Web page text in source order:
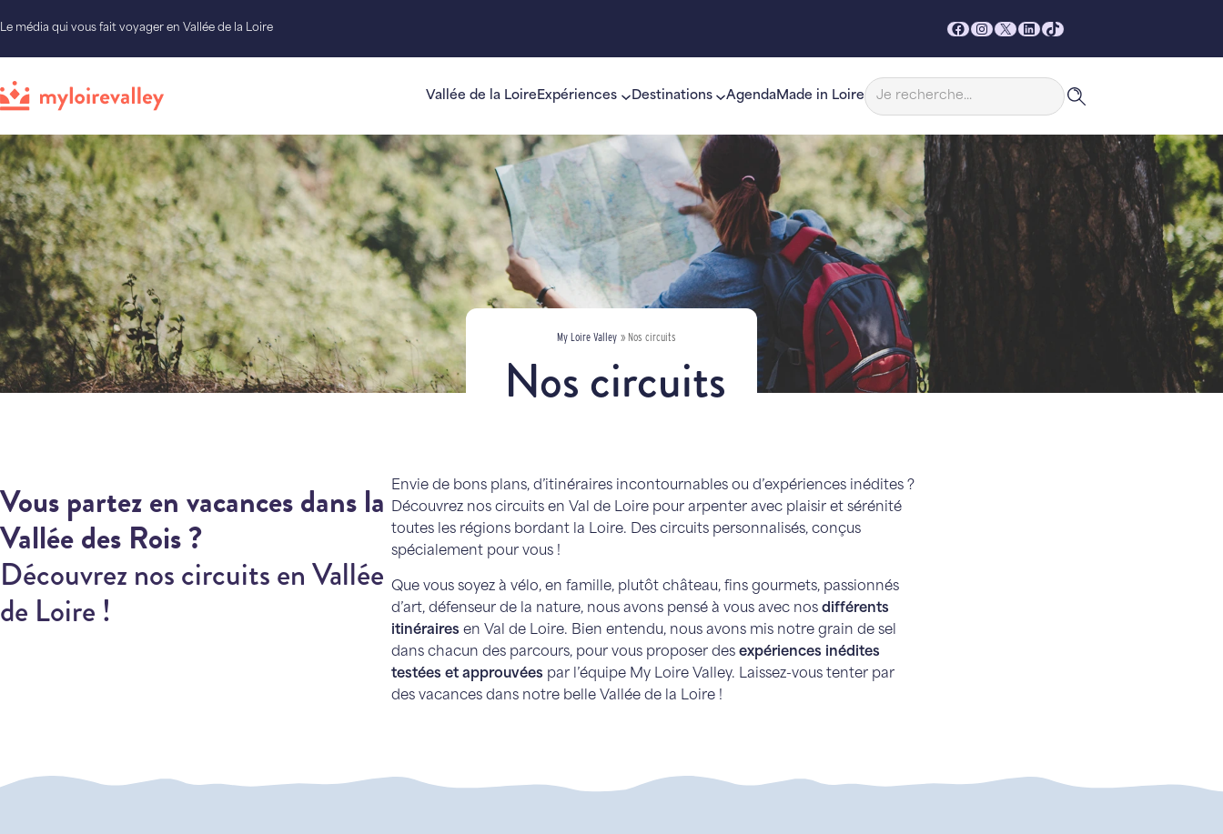
Le média qui vous fait voyager en Vallée de la Loire Facebook
Instagram
X LinkedIn
TikTok
Vallée de la Loire Expériences Destinations AgendaMade in Loire
Rechercher
My Loire Valley » Nos circuits
Nos circuits
Vous partez en vacances dans la
Vallée des Rois ?
Découvrez nos circuits en Vallée
de Loire !
Envie de bons plans, d’itinéraires incontournables ou d’expériences inédites ?
Découvrez nos circuits en Val de Loire pour arpenter avec plaisir et sérénité
toutes les régions bordant la Loire. Des circuits personnalisés, conçus
spécialement pour vous !
Que vous soyez à vélo, en famille, plutôt château, fins gourmets, passionnés
d’art, défenseur de la nature, nous avons pensé à vous avec nos différents
itinéraires en Val de Loire. Bien entendu, nous avons mis notre grain de sel
dans chacun des parcours, pour vous proposer des expériences inédites
testées et approuvées par l’équipe My Loire Valley. Laissez-vous tenter par
des vacances dans notre belle Vallée de la Loire !